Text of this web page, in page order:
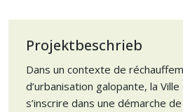
Projektbeschrieb
Dans un contexte de
d’urbanisation galopante, la
s’inscrire dans une démarche